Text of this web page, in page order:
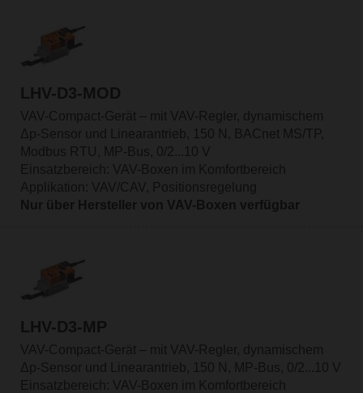
LHV-D3-MOD
VAV-Compact-Gerät – mit VAV-Regler, dynamischem
Δp-Sensor und Linearantrieb, 150 N, BACnet MS/TP,
Modbus RTU, MP-Bus, 0/2...10 V
Einsatzbereich: VAV-Boxen im Komfortbereich
Applikation: VAV/CAV, Positionsregelung
Nur über Hersteller von VAV-Boxen verfügbar
LHV-D3-MP
VAV-Compact-Gerät – mit VAV-Regler, dynamischem
Δp-Sensor und Linearantrieb, 150 N, MP-Bus, 0/2...10 V
Einsatzbereich: VAV-Boxen im Komfortbereich